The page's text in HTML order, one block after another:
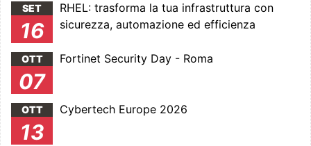
SET
16
RHEL: trasforma la tua infrastruttura con
sicurezza, automazione ed efficienza
OTT
07
Fortinet Security Day - Roma
OTT
13
Cybertech Europe 2026